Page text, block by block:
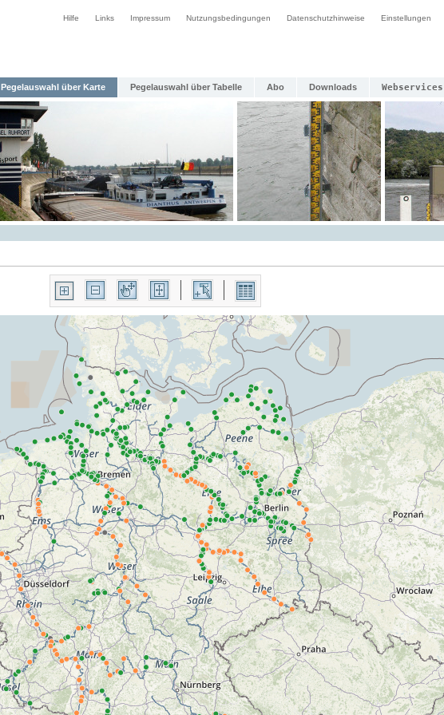
Hilfe Links Impressum Nutzungsbedingungen Datenschutzhinweise Einstellungen
Pegelauswahl über Karte Pegelauswahl über Tabelle Abo Downloads Webservices